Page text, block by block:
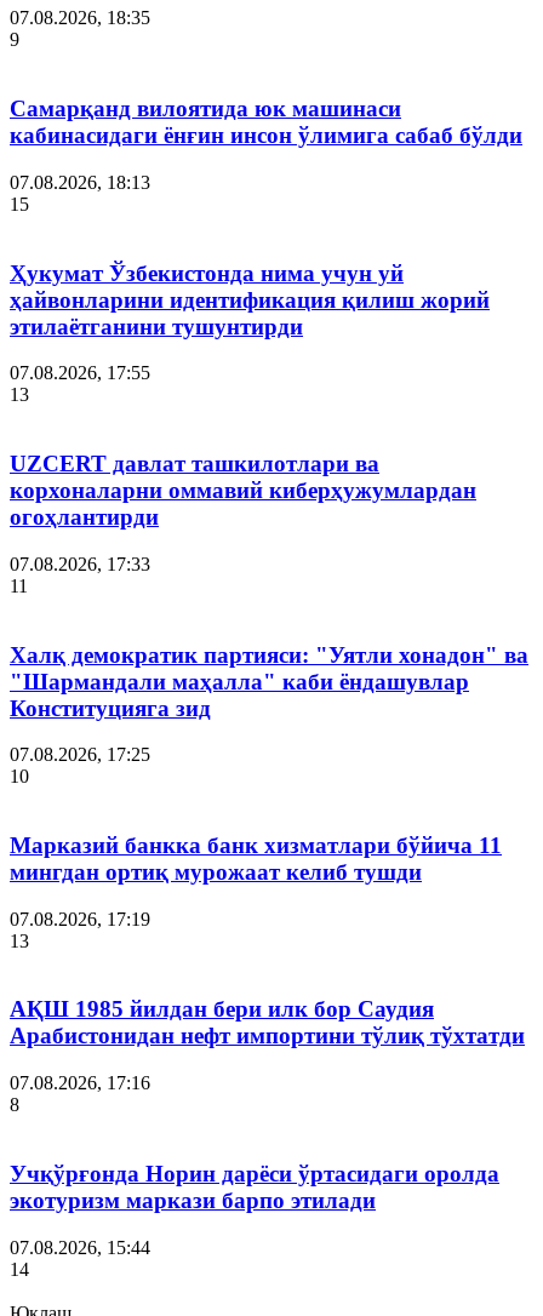
07.08.2026, 18:35
9
Самарқанд вилоятида юк машинаси
кабинасидаги ёнғин инсон ўлимига сабаб бўлди
07.08.2026, 18:13
15
Ҳукумат Ўзбекистонда нима учун уй
ҳайвонларини идентификация қилиш жорий
этилаётганини тушунтирди
07.08.2026, 17:55
13
UZCERT давлат ташкилотлари ва
корхоналарни оммавий киберҳужумлардан
огоҳлантирди
07.08.2026, 17:33
11
Халқ демократик партияси: "Уятли хонадон" ва
"Шармандали маҳалла" каби ёндашувлар
Конституцияга зид
07.08.2026, 17:25
10
Марказий банкка банк хизматлари бўйича 11
мингдан ортиқ мурожаат келиб тушди
07.08.2026, 17:19
13
АҚШ 1985 йилдан бери илк бор Саудия
Арабистонидан нефт импортини тўлиқ тўхтатди
07.08.2026, 17:16
8
Учқўрғонда Норин дарёси ўртасидаги оролда
экотуризм маркази барпо этилади
07.08.2026, 15:44
14